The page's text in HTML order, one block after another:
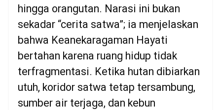
hingga orangutan. Narasi ini bukan
sekadar “cerita satwa”; ia menjelaskan
bahwa Keanekaragaman Hayati
bertahan karena ruang hidup tidak
terfragmentasi. Ketika hutan dibiarkan
utuh, koridor satwa tetap tersambung,
sumber air terjaga, dan kebun